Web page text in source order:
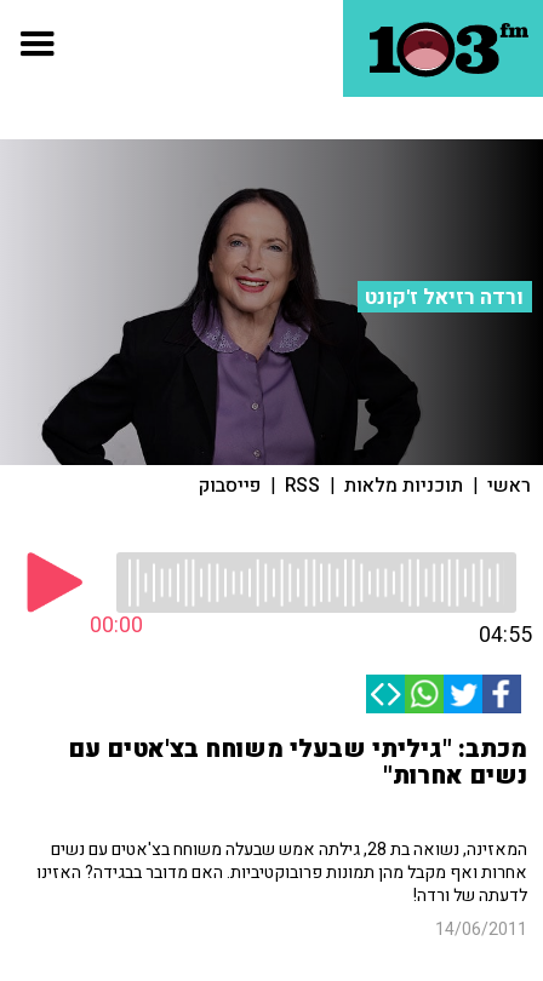
ורדה רזיאל ז'קונט
ראשי | תוכניות מלאות |
RSS
| פייסבוק
00:00 04:55
מכתב: "גיליתי שבעלי משוחח בצ'אטים עם
נשים אחרות"
המאזינה, נשואה בת 28, גילתה אמש שבעלה משוחח בצ'אטים עם נשים
אחרות ואף מקבל מהן תמונות פרובוקטיביות. האם מדובר בבגידה? האזינו
לדעתה של ורדה!
14/06/2011